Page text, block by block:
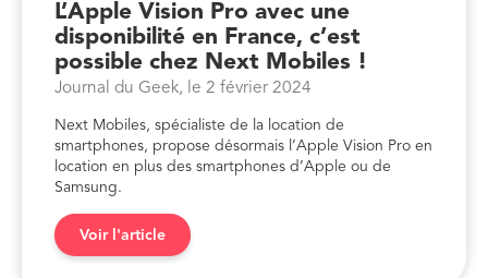
L’Apple Vision Pro avec une
disponibilité en France, c’est
possible chez Next Mobiles !
Journal du Geek, le 2 février 2024
Next Mobiles, spécialiste de la location de
smartphones, propose désormais l’Apple Vision Pro en
location en plus des smartphones d’Apple ou de
Samsung.
Voir l'article